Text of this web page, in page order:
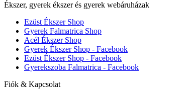
Ékszer, gyerek ékszer és gyerek webáruházak
Ezüst Ékszer Shop
Gyerek Falmatrica Shop
Acél Ékszer Shop
Gyerek Ékszer Shop - Facebook
Ezüst Ékszer Shop - Facebook
Gyerekszoba Falmatrica - Facebook
Fiók & Kapcsolat